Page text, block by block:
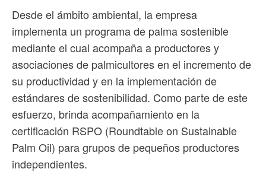
Desde el ámbito ambiental, la empresa
implementa un programa de palma sostenible
mediante el cual acompaña a productores y
asociaciones de palmicultores en el incremento de
su productividad y en la implementación de
estándares de sostenibilidad. Como parte de este
esfuerzo, brinda acompañamiento en la
certificación RSPO (Roundtable on Sustainable
Palm Oil) para grupos de pequeños productores
independientes.